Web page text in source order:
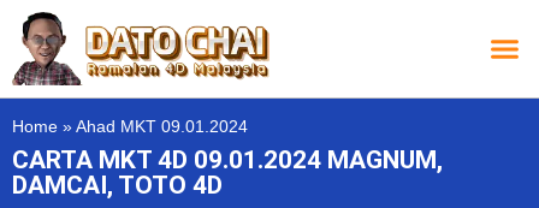
Home » Ahad MKT 09.01.2024
CARTA MKT 4D 09.01.2024 MAGNUM,
DAMCAI, TOTO 4D